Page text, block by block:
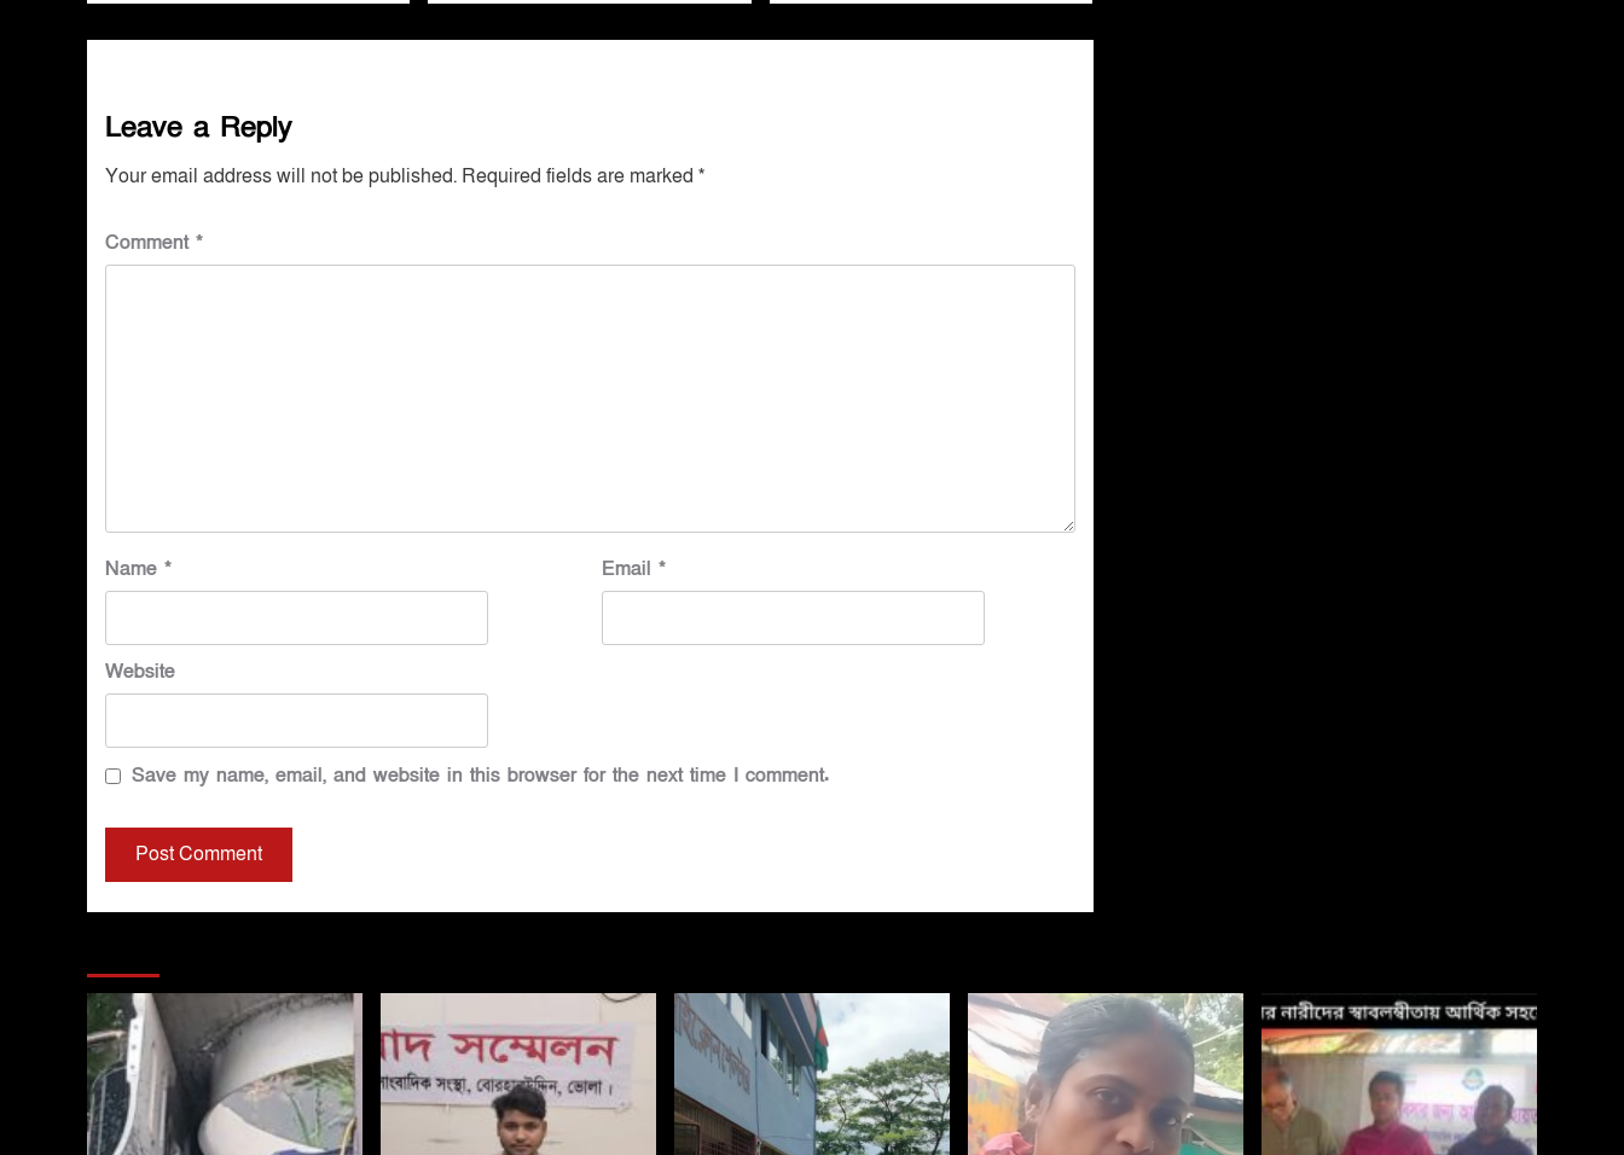
Leave a Reply
Your email address will not be published. Required fields are marked *
Comment *
Name * Email*
Website
Save my name, email, and website in this browser for the next time I comment.